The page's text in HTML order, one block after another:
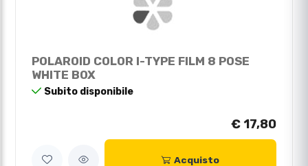
POLAROID COLOR I-TYPE FILM 8 POSE
WHITE BOX
Subito disponibile
€ 17,80
Acquisto